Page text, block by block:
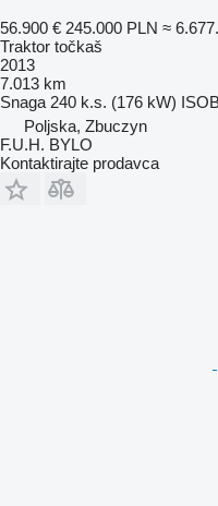
56.900 € 245.000 PLN ≈
Traktor točkaš
2013
7.013 km
Snaga 240 k.s. (176 kW)
Poljska, Zbuczyn
F.U.H. BYLO
Kontaktirajte prodavca